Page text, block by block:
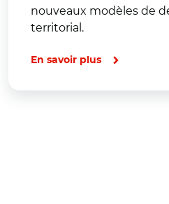
nouveaux modèles de
territorial.
En savoir plus